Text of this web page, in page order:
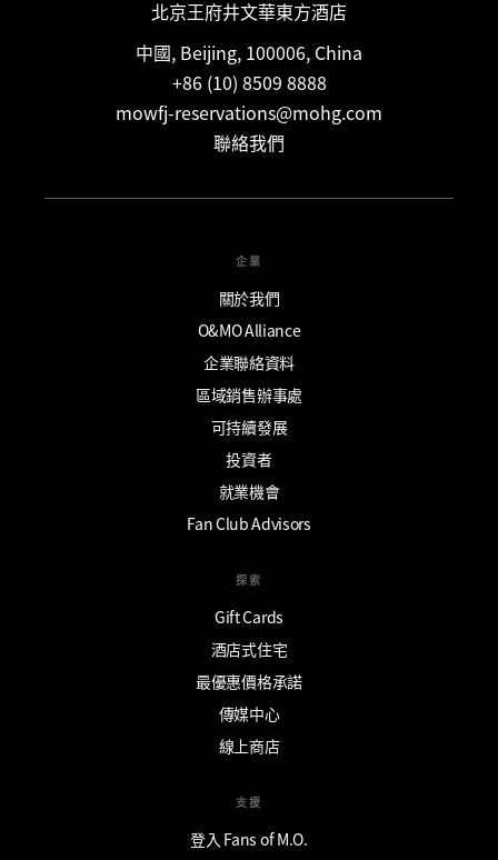
北京王府井文華東方酒店
中國, Beijing, 100006, China
+86 (10) 8509 8888
mowfj-reservations@mohg.com
聯絡我們
企業
關於我們
O&MO Alliance
企業聯絡資料
區域銷售辦事處
可持續發展
投資者
就業機會
Fan Club Advisors
探索
Gift Cards
酒店式住宅
最優惠價格承諾
傳媒中心
線上商店
支援
登入 Fans of M.O.